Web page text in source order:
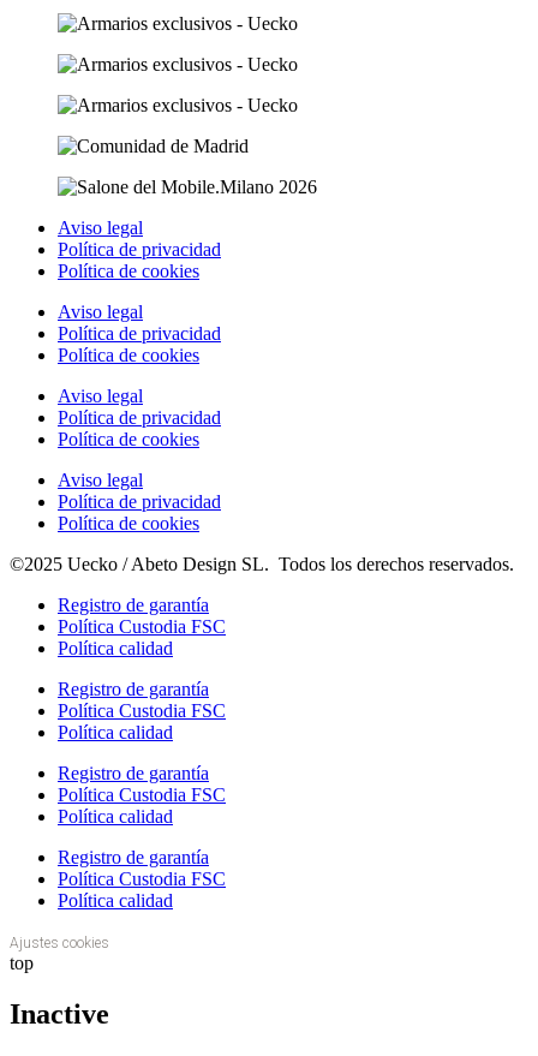
Aviso legal
Política de privacidad
Política de cookies
Aviso legal
Política de privacidad
Política de cookies
Aviso legal
Política de privacidad
Política de cookies
Aviso legal
Política de privacidad
Política de cookies
©2025 Uecko / Abeto Design SL. Todos los derechos reservados.
Registro de garantía
Política Custodia FSC
Política calidad
Registro de garantía
Política Custodia FSC
Política calidad
Registro de garantía
Política Custodia FSC
Política calidad
Registro de garantía
Política Custodia FSC
Política calidad
Ajustes cookies
top
Inactive